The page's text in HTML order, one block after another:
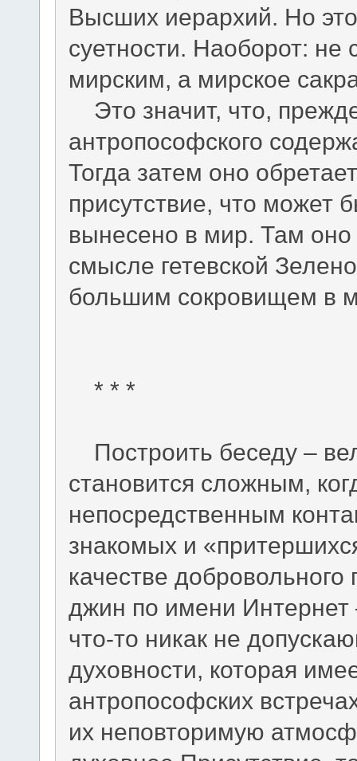
Высших иерархий. Но
суетности. Наоборот: не
мирским, а мирское
Это значит, что,
антропософского
Тогда затем оно
присутствие, что может
вынесено в мир. Там оно
смысле гетевской
большим сокровищем в
* * *
Построить беседу –
становится сложным,
непосредственным
знакомых и
качестве
джин по имени
что-то никак не
духовности, которая
антропософских
их неповторимую